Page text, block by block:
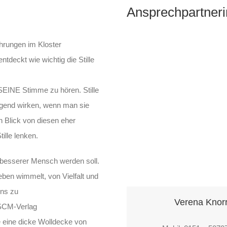
im Kloster
wie wichtig die Stille
Stimme zu hören. Stille
wirken, wenn man sie
Blick von diesen eher
lenken.
Mensch werden soll.
wimmelt, von Vielfalt und
zu
Verlag
eine dicke Wolldecke von
Verena